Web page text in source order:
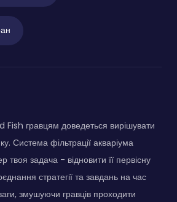
Fish гравцям доведеться вирішувати
Система фільтрації акваріума
твоя задача - відновити її первісну
стратегії та завдань на час
змушуючи гравців проходити